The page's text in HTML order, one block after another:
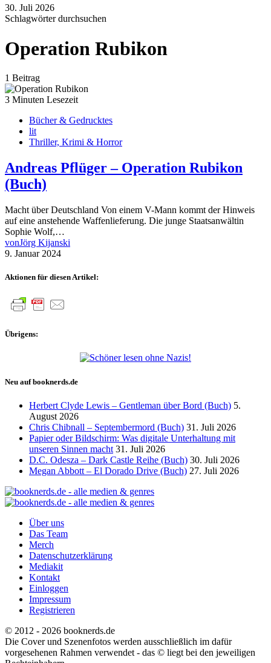
30. Juli 2026
Schlagwörter durchsuchen
Operation Rubikon
1 Beitrag
3 Minuten Lesezeit
Bücher & Gedrucktes
lit
Thriller, Krimi & Horror
Andreas Pflüger – Operation Rubikon
(Buch)
Macht über Deutschland Von einem V-Mann kommt der Hinweis
auf eine anstehende Waffenlieferung. Die junge Staatsanwältin
Sophie Wolf,…
vonJörg Kijanski
9. Januar 2024
Aktionen für diesen Artikel:
Übrigens:
Neu auf booknerds.de
Herbert Clyde Lewis – Gentleman über Bord (Buch) 5.
August 2026
Chris Chibnall – Septembermord (Buch) 31. Juli 2026
Papier oder Bildschirm: Was digitale Unterhaltung mit
unseren Sinnen macht 31. Juli 2026
D.C. Odesza – Dark Castle Reihe (Buch) 30. Juli 2026
Megan Abbott – El Dorado Drive (Buch) 27. Juli 2026
Über uns
Das Team
Merch
Datenschutzerklärung
Mediakit
Kontakt
Einloggen
Impressum
Registrieren
© 2012 - 2026 booknerds.de
Die Cover und Szenenfotos werden ausschließlich im dafür
vorgesehenen Rahmen verwendet - das © liegt bei den jeweiligen